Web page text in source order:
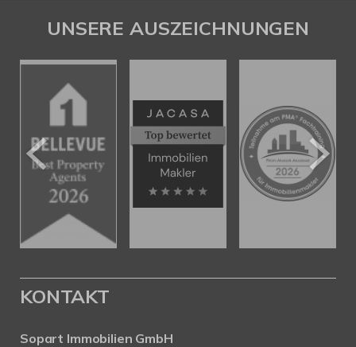
UNSERE AUSZEICHNUNGEN
KONTAKT
Sopart Immobilien GmbH